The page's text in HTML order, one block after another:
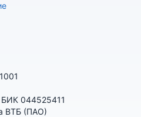
044525411
ВТБ (ПАО)